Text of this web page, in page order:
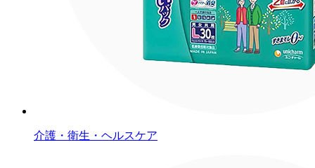
介護・衛生・ヘルスケア